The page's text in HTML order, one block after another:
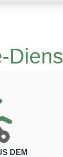
DEM